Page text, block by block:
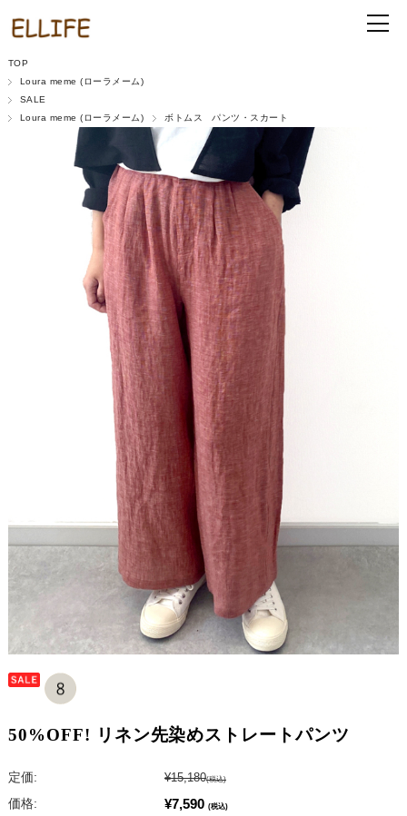
TOP
Loura meme (ローラメーム)
SALE
Loura meme (ローラメーム)
ボトムス パンツ・スカート
50%OFF! リネン先染めストレートパンツ
定価: ¥15,180(税込)
価格: ¥7,590 (税込)